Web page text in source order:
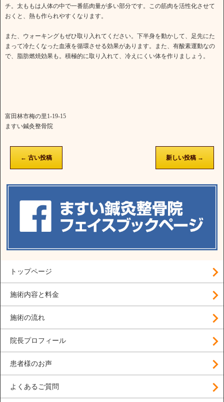
チ。太ももは人体の中で一番筋肉量が多い部分です。この筋肉を活性化させて
おくと、熱も作られやすくなります。
また、ウォーキングもぜひ取り入れてください。下半身を動かして、足先にた
まって冷たくなった血液を循環させる効果があります。また、有酸素運動なの
で、脂肪燃焼効果も。積極的に取り入れて、冷えにくい体を作りましょう。
富田林市梅の里1-19-15
ますい鍼灸整骨院
← 古い投稿 新しい投稿 →
トップページ
施術内容と料金
施術の流れ
院長プロフィール
患者様のお声
よくあるご質問